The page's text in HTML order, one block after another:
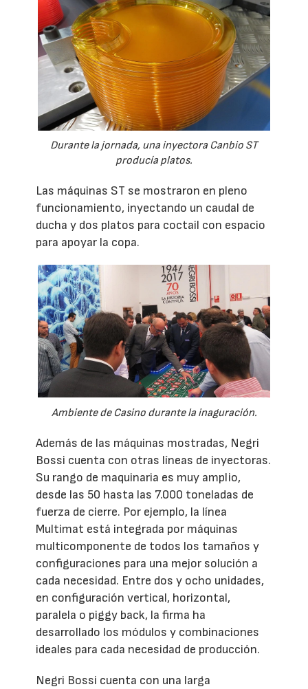
Durante la jornada, una inyectora Canbio ST
producía platos.
Las máquinas ST se mostraron en pleno
funcionamiento, inyectando un caudal de
ducha y dos platos para coctail con espacio
para apoyar la copa.
Ambiente de Casino durante la inaguración.
Además de las máquinas mostradas, Negri
Bossi cuenta con otras líneas de inyectoras.
Su rango de maquinaria es muy amplio,
desde las 50 hasta las 7.000 toneladas de
fuerza de cierre. Por ejemplo, la línea
Multimat está integrada por máquinas
multicomponente de todos los tamaños y
configuraciones para una mejor solución a
cada necesidad. Entre dos y ocho unidades,
en configuración vertical, horizontal,
paralela o piggy back, la firma ha
desarrollado los módulos y combinaciones
ideales para cada necesidad de producción.
Negri Bossi cuenta con una larga